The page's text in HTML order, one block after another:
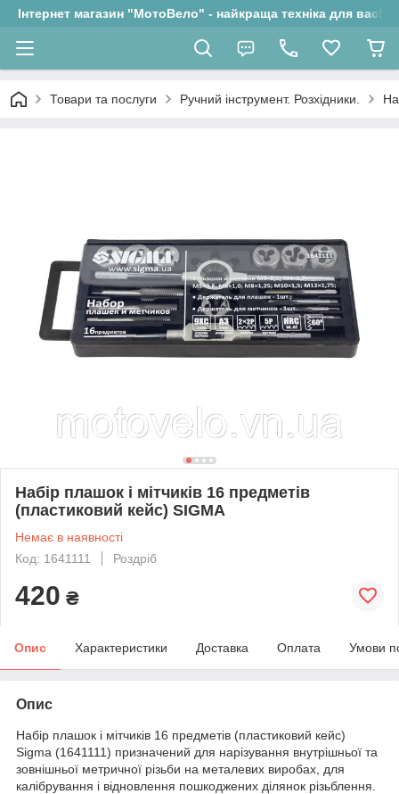
Інтернет магазин "МотоВело" - найкраща техніка для вас!
Товари та послуги Ручний інструмент. Розхідники.
Набір плашок і мітчиків 16 предметів
(пластиковий кейс) SIGMA
Немає в наявності
Код: 1641111
Роздріб
420 ₴
Опис Характеристики Доставка Оплата Умови
Опис
Набір плашок і мітчиків 16 предметів (пластиковий кейс)
Sigma (1641111) призначений для нарізування внутрішньої та
зовнішньої метричної різьби на металевих виробах, для
калібрування і відновлення пошкоджених ділянок різьблення.